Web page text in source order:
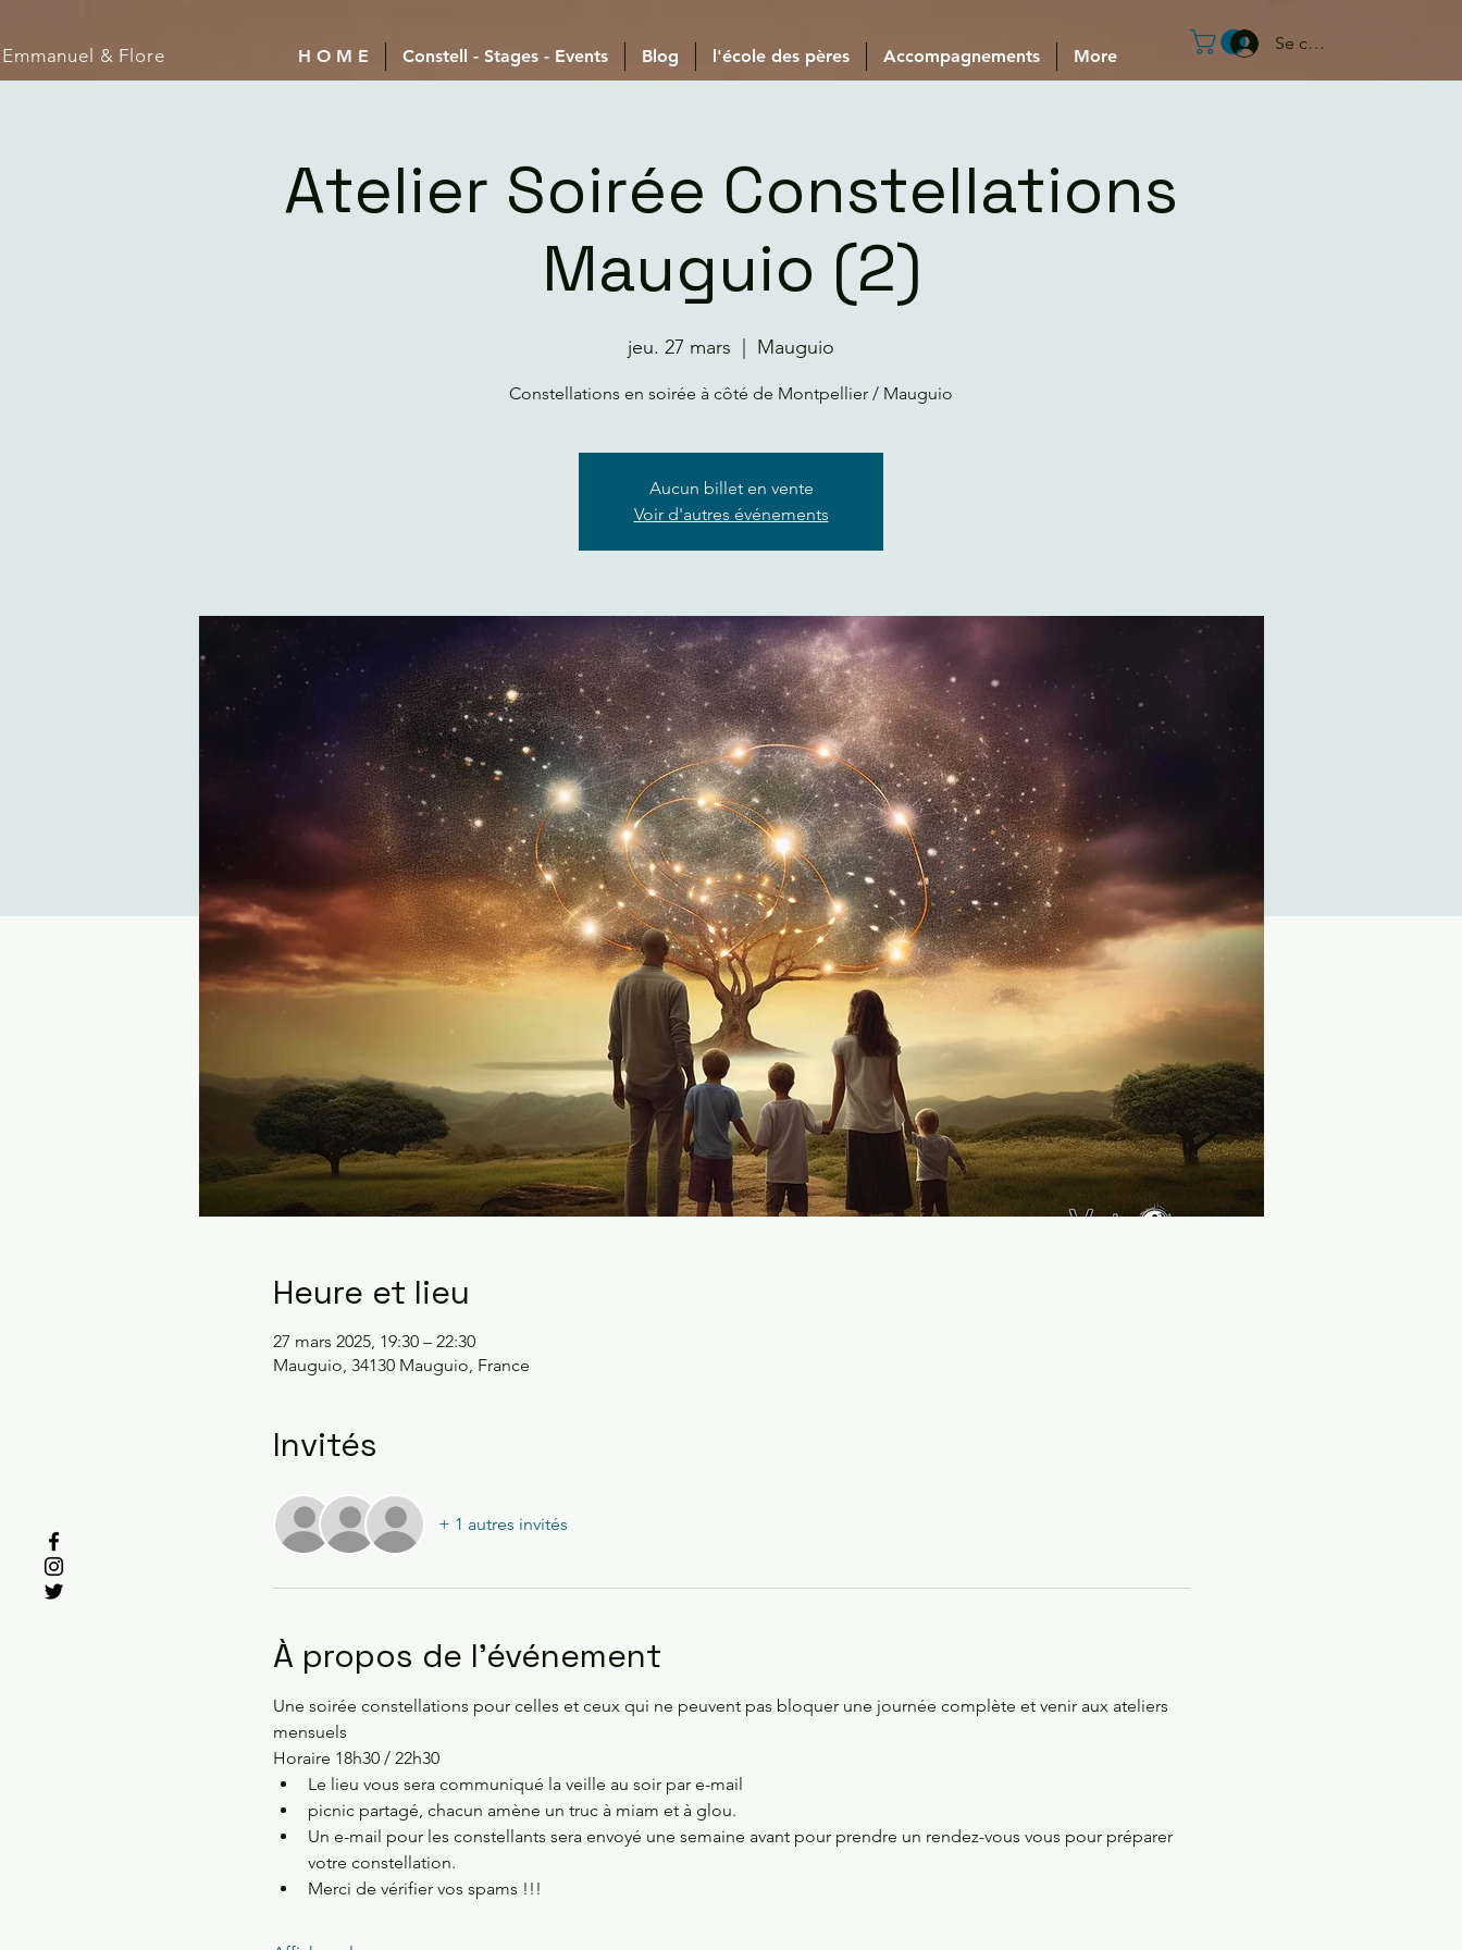
Se connecter
Emmanuel & Flore H O M E Constell - Stages - Events Blog l'école des pères Accompagnements More
Atelier Soirée Constellations
Mauguio (2)
jeu. 27 mars Mauguio
Constellations en soirée à côté de Montpellier / Mauguio
Aucun billet en vente
Voir d'autres événements
Heure et lieu
27 mars 2025, 19:30 – 22:30
Mauguio, 34130 Mauguio, France
Invités
+ 1 autres invités
À propos de l'événement
Une soirée constellations pour celles et ceux qui ne peuvent pas bloquer une journée complète et venir aux ateliers
mensuels
Horaire 18h30 / 22h30
Le lieu vous sera communiqué la veille au soir par e-mail
picnic partagé, chacun amène un truc à miam et à glou.
Un e-mail pour les constellants sera envoyé une semaine avant pour prendre un rendez-vous vous pour préparer
votre constellation.
Merci de vérifier vos spams !!!